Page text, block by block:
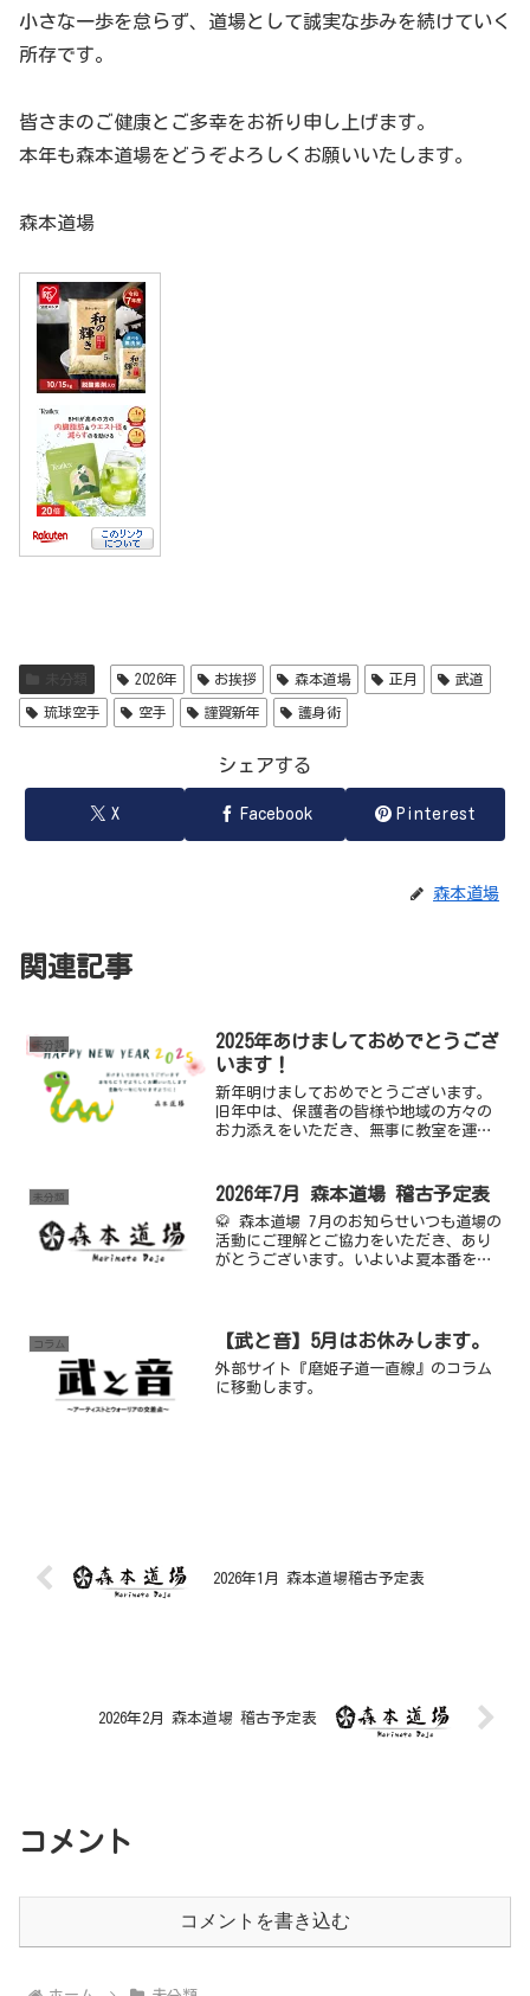
小さな一歩を怠らず、道場として誠実な歩みを続けていく
所存です。
皆さまのご健康とご多幸をお祈り申し上げます。
本年も森本道場をどうぞよろしくお願いいたします。
森本道場
2026年 お挨拶 森本道場 正月 武道
琉球空手 空手 謹賀新年 護身術
シェアする
X Facebook Pinterest
森本道場
関連記事
未分類
2025年あけましておめでとうござ
います！
新年明けましておめでとうございます。
旧年中は、保護者の皆様や地域の方々の
お力添えをいただき、無事に教室を運営
る技術向上と心の鍛錬に努めて参りま
す。引き続きよろしくお願い...
未分類 2026年7月 森本道場 稽古予定表
🥋 森本道場 7月のお知らせいつも道場の
活動にご理解とご協力をいただき、あり
がとうございます。いよいよ夏本番を迎
しょう。8月の鬼中の...
コラム 【武と音】5月はお休みします。
外部サイト『磨姫子道一直線』のコラム
に移動します。
2026年1月 森本道場稽古予定表
2026年2月 森本道場 稽古予定表
コメント
コメントを書き込む